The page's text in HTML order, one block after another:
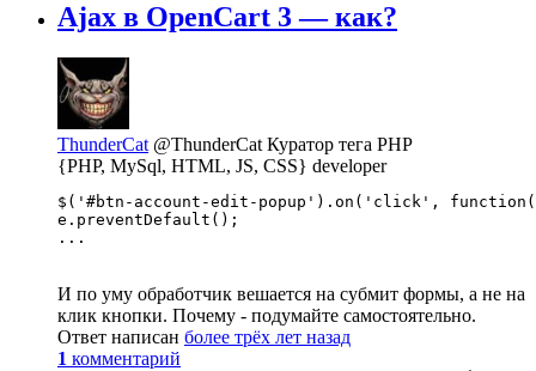
Ajax в OpenCart 3 — как?
ThunderCat @ThunderCat Куратор тега PHP
{PHP, MySql, HTML, JS, CSS} developer
$('#btn-account-edit-popup').on('click',
e.preventDefault();
...
И по уму обработчик вешается на субмит формы, а не на
клик кнопки. Почему - подумайте самостоятельно.
Ответ написан более трёх лет назад
1 комментарий